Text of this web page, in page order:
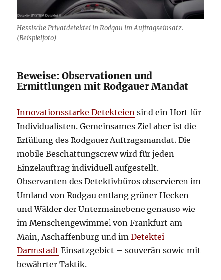
Hessische Privatdetektei in Rodgau im Auftragseinsatz.
(Beispielfoto)
Beweise: Observationen und
Ermittlungen mit Rodgauer Mandat
Innovationsstarke Detekteien sind ein Hort für
Individualisten. Gemeinsames Ziel aber ist die
Erfüllung des Rodgauer Auftragsmandat. Die
mobile Beschattungscrew wird für jeden
Einzelauftrag individuell aufgestellt.
Observanten des Detektivbüros observieren im
Umland von Rodgau entlang grüner Hecken
und Wälder der Untermainebene genauso wie
im Menschengewimmel von Frankfurt am
Main, Aschaffenburg und imDetektei
Darmstadt Einsatzgebiet – souverän sowie mit
bewährter Taktik.